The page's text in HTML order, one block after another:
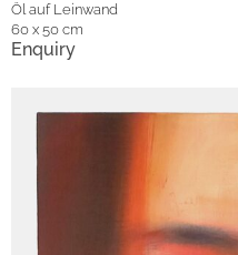
Öl auf Leinwand
60 x 50 cm
Enquiry